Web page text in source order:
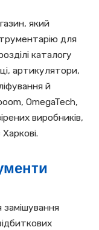
який
для
каталогу
артикулятори,
й
OmegaTech,
виробників,
замішування